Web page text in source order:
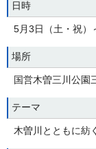
日時
5月3日（土・祝
場所
国営木曽三川公園
テーマ
木曽川とともに紡